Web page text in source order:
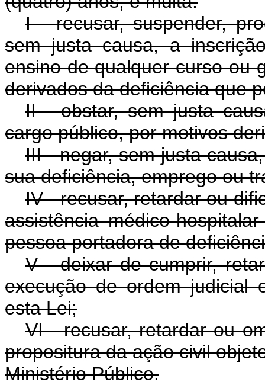
I - recusar, suspender,
sem justa causa, a
ensino de qualquer curso ou
derivados da deficiência que
II - obstar, sem justa
cargo público, por motivos
III - negar, sem justa
sua deficiência, emprego ou
IV - recusar, retardar ou
assistência médico-
pessoa portadora de
V - deixar de cumprir,
execução de ordem judicial
esta Lei;
VI - recusar, retardar ou
propositura da ação civil
Ministério Público.